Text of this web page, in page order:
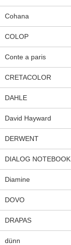
Cohana
COLOP
Conte a paris
CRETACOLOR
DAHLE
David Hayward
DERWENT
DIALOG NOTEBOOK
Diamine
DOVO
DRAPAS
dünn